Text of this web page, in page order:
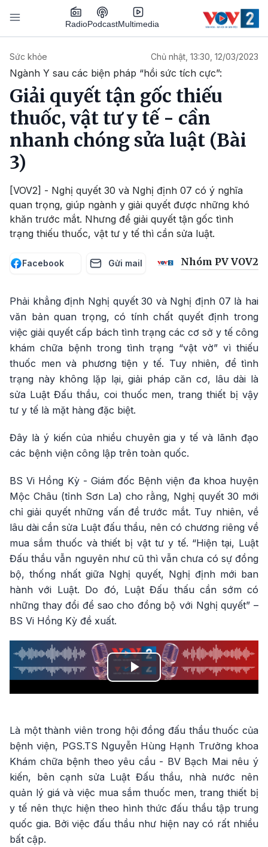
Nhảy đến nội dung
RadioPodcastMultimedia
Sức khỏe Chủ nhật, 13:30, 12/03/2023
Ngành Y sau các biện pháp “hồi sức tích cực”:
Giải quyết tận gốc thiếu
thuốc, vật tư y tế - cần
nhanh chóng sửa luật (Bài
3)
[VOV2] - Nghị quyết 30 và Nghị định 07 có ý nghĩa
quan trọng, giúp ngành y giải quyết được những khó
khăn trước mắt. Nhưng để giải quyết tận gốc tình
trạng thiếu thuốc, vật tư y tế thì cần sửa luật.
Facebook Gửi mail Nhóm PV VOV2
Phải khẳng định Nghị quyết 30 và Nghị định 07 là hai
văn bản quan trọng, có tính chất quyết định trong
việc giải quyết cấp bách tình trạng các cơ sở y tế công
khám chữa bệnh trong tình trạng “vật vờ” vì thiếu
thuốc men và phương tiện y tế. Tuy nhiên, để tình
trạng này không lặp lại, giải pháp căn cơ, lâu dài là
sửa Luật Đấu thầu, coi thuốc men, trang thiết bị vậy
tư y tế là mặt hàng đặc biệt.
Đây là ý kiến của nhiều chuyên gia y tế và lãnh đạo
các bệnh viện công lập trên toàn quốc.
BS Vi Hồng Kỳ - Giám đốc Bệnh viện đa khoa huyện
Mộc Châu (tỉnh Sơn La) cho rằng, Nghị quyết 30 mới
chỉ giải quyết những vấn đề trước mắt. Tuy nhiên, về
lâu dài cần sửa Luật đấu thầu, nên có chương riêng về
mua sắm thuốc và thiết bị vật tư y tế. “Hiện tại, Luật
Đấu thầu vẫn nguyên như cũ thì vẫn chưa có sự đồng
bộ, thống nhất giữa Nghị quyết, Nghị định mới ban
hành với Luật. Do đó, Luật Đấu thấu cần sớm có
những thay đổi để sao cho đồng bộ với Nghị quyết” –
BS Vi Hồng Kỳ đề xuất.
Play
Là một thành viên trong hội đồng đấu thầu thuốc của
bệnh viện, PGS.TS Nguyễn Hùng Hạnh Trưởng khoa
Khám chữa bệnh theo yêu cầu - BV Bạch Mai nêu ý
kiến, bên cạnh sửa Luật Đấu thầu, nhà nước nên
quản lý giá và việc mua sắm thuốc men, trang thiết bị
y tế nên thực hiện theo hình thức đấu thầu tập trung
quốc gia. Bởi việc đấu thầu như hiện nay có rất nhiều
bất cập.